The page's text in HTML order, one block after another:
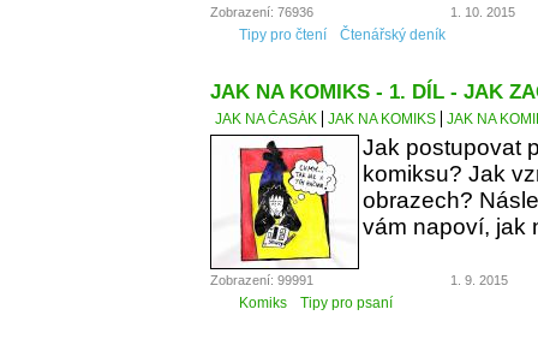
Zobrazení: 76936 1. 10. 2015
Tipy pro čtení Čtenářský deník
JAK NA KOMIKS - 1. DÍL - JAK
JAK NA ČASÁK JAK NA KOMIKS JAK NA
Jak postupovat
komiksu? Jak
obrazech?
vám napoví, jak
Zobrazení: 99991 1. 9. 2015
Komiks Tipy pro psaní